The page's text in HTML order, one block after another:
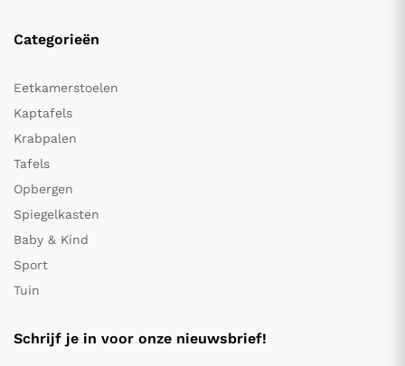
Categorieën
Eetkamerstoelen
Kaptafels
Krabpalen
Tafels
Opbergen
Spiegelkasten
Baby & Kind
Sport
Tuin
Schrijf je in voor onze nieuwsbrief!